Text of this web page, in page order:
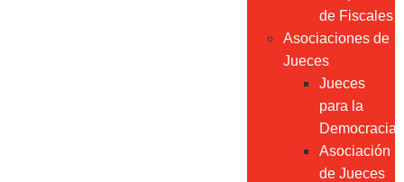
de Fiscales
Asociaciones de
Jueces
Jueces
para la
Democracia
Asociación
de Jueces